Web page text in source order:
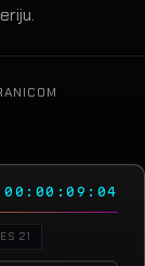
00:00:12:05
21